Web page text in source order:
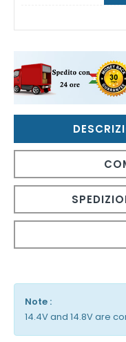
Note :
14.4V and 14.8V are